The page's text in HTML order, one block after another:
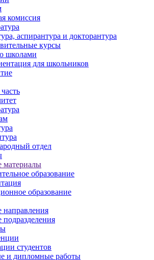
комиссия
аспирантура и докторантура
курсы
школами
для школьников
отдел
материалы
образование
образование
направления
студентов
и дипломные работы